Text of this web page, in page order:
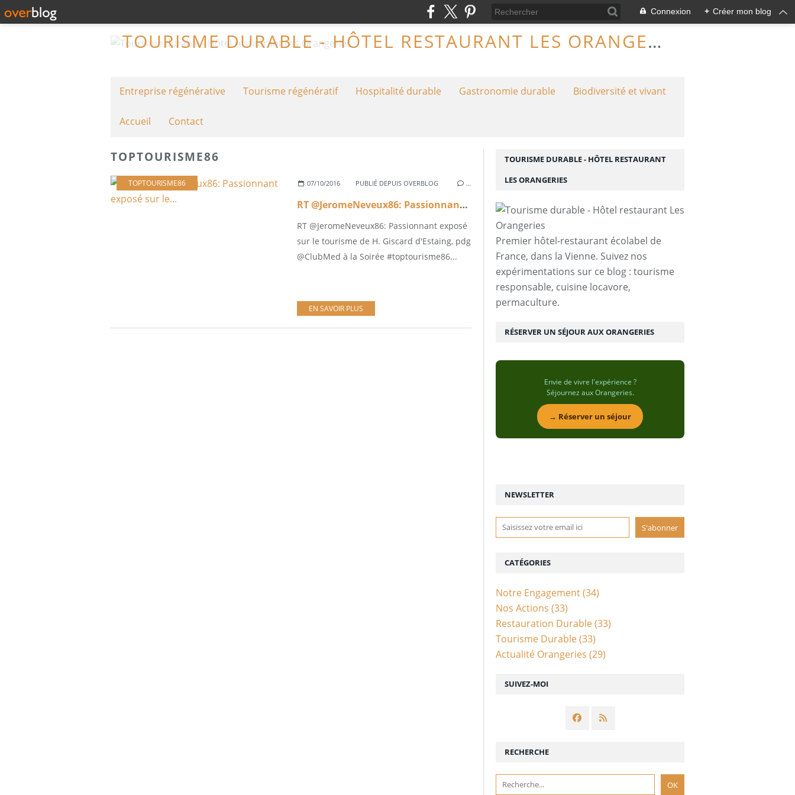
Connexion + Créer mon blog
TOURISME DURABLE - HÔTEL RESTAURANT LES ORANGERIES
Entreprise régénérative Tourisme régénératif Hospitalité durable Gastronomie durable Biodiversité et vivant
Accueil Contact
TOPTOURISME86
TOPTOURISME86 07/10/2016 PUBLIÉ DEPUIS OVERBLOG …
RT @JeromeNeveux86: Passionnant exposé sur le...
RT @JeromeNeveux86: Passionnant exposé
sur le tourisme de H. Giscard d'Estaing, pdg
@ClubMed à la Soirée #toptourisme86...
EN SAVOIR PLUS
NEWSLETTER
SUIVEZ-MOI
RECHERCHE
TOURISME DURABLE - HÔTEL RESTAURANT
LES ORANGERIES
Premier hôtel-restaurant écolabel de
France, dans la Vienne. Suivez nos
expérimentations sur ce blog : tourisme
responsable, cuisine locavore,
permaculture.
CATÉGORIES
Notre Engagement(34)
Nos Actions (33)
Restauration Durable(33)
Tourisme Durable(33)
Actualité Orangeries (29)
RÉSERVER UN SÉJOUR AUX ORANGERIES
Envie de vivre l'expérience ?
Séjournez aux Orangeries.
→ Réserver un séjour